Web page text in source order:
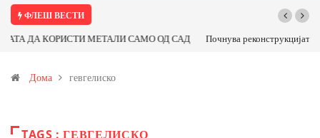
ФЛЕШ ВЕСТИ
Почнува реконструкцијата на улицата „5-ти Ноември“ во Струмица
Дома гевгелиско
TAGS : ГЕВГЕЛИСКО